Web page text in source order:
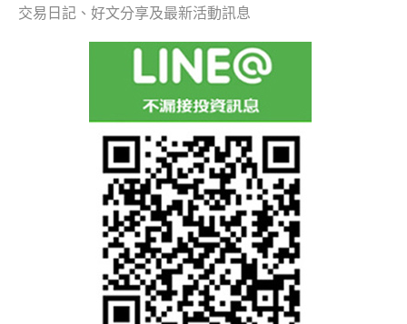
交易日記、好文分享及最新活動訊息